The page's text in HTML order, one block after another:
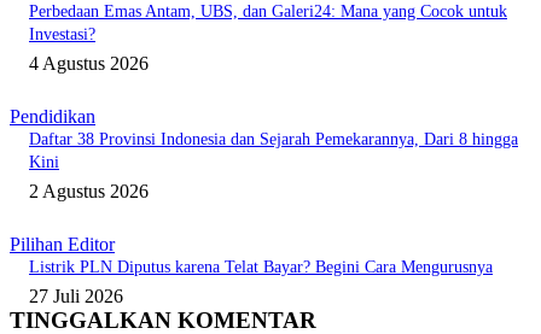
Perbedaan Emas Antam, UBS, dan Galeri24: Mana yang Cocok untuk
Investasi?
4 Agustus 2026
Pendidikan
Daftar 38 Provinsi Indonesia dan Sejarah Pemekarannya, Dari 8 hingga
Kini
2 Agustus 2026
Pilihan Editor
Listrik PLN Diputus karena Telat Bayar? Begini Cara Mengurusnya
27 Juli 2026
TINGGALKAN KOMENTAR